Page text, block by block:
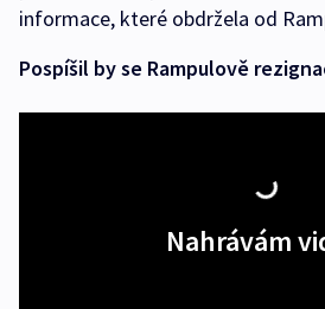
informace, které obdržela od
Pospíšil by se Rampulově
Nahrávám